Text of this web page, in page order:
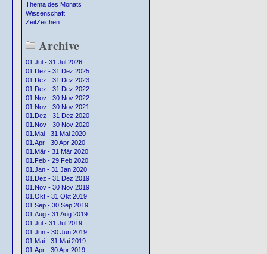
Thema des Monats
Wissenschaft
ZeitZeichen
Archive
01.Jul - 31 Jul 2026
01.Dez - 31 Dez 2025
01.Dez - 31 Dez 2023
01.Dez - 31 Dez 2022
01.Nov - 30 Nov 2022
01.Nov - 30 Nov 2021
01.Dez - 31 Dez 2020
01.Nov - 30 Nov 2020
01.Mai - 31 Mai 2020
01.Apr - 30 Apr 2020
01.Mär - 31 Mär 2020
01.Feb - 29 Feb 2020
01.Jan - 31 Jan 2020
01.Dez - 31 Dez 2019
01.Nov - 30 Nov 2019
01.Okt - 31 Okt 2019
01.Sep - 30 Sep 2019
01.Aug - 31 Aug 2019
01.Jul - 31 Jul 2019
01.Jun - 30 Jun 2019
01.Mai - 31 Mai 2019
01.Apr - 30 Apr 2019